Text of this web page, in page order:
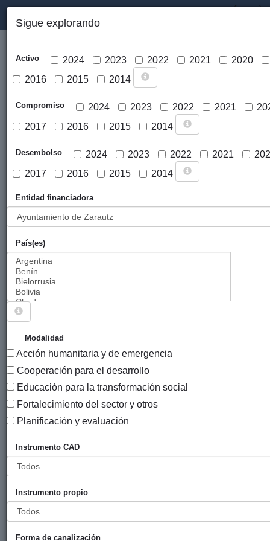
Cargar mapa
Sigue explorando
Activo 2024 2023 2022 2021
2020
2016
2015 2014
Compromiso 2024 2023 2022 2021
2017
2016 2015 2014
Desembolso 2024 2023 2022 2021
2017
2016 2015 2014
Entidad financiadora
País(es)
Modalidad
Acción humanitaria y de emergencia
Cooperación para el desarrollo
Educación para la transformación social
Fortalecimiento del sector y otros
Planificación y evaluación
Instrumento CAD
Instrumento propio
Forma de canalización
PROYECTOS (CO)FINANCIADOS POR
AYUNTAMIENTO DE ZARAUTZ.
264 PROYECTOS
Entidad
financiadora
Entidad
Derechos
Humanos,
del niño/a,
derechos
del pueblo
indígena de
Ayuntamiento
La Tercera
2024